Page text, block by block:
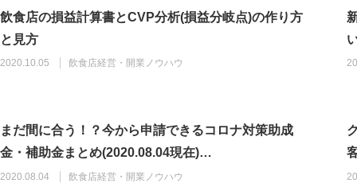
飲食店の損益計算書とCVP分析(損益分岐点)の作り方
と見方
2020.10.05 飲食店経営・開業ノウハウ
まだ間に合う！？今から申請できるコロナ対策助成
金・補助金まとめ(2020.08.04現在)…
2020.08.04 飲食店経営・開業ノウハウ